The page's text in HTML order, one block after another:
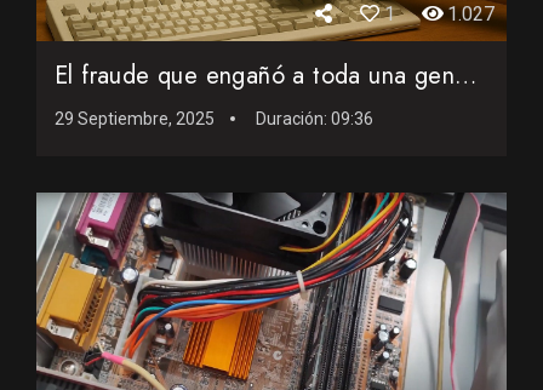
1 1.027
El fraude que engañó a toda una generación retro
29 Septiembre, 2025 Duración: 09:36